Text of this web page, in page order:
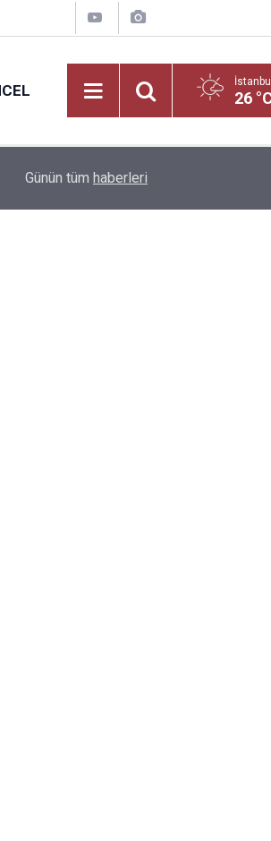
26
Zirvesi Bakan Tekin Önderliğinde
Günün tüm haberleri